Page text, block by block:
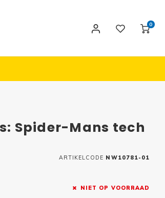
0
Spider-Mans tech
ARTIKELCODE NW10781-01
NIET OP VOORRAAD